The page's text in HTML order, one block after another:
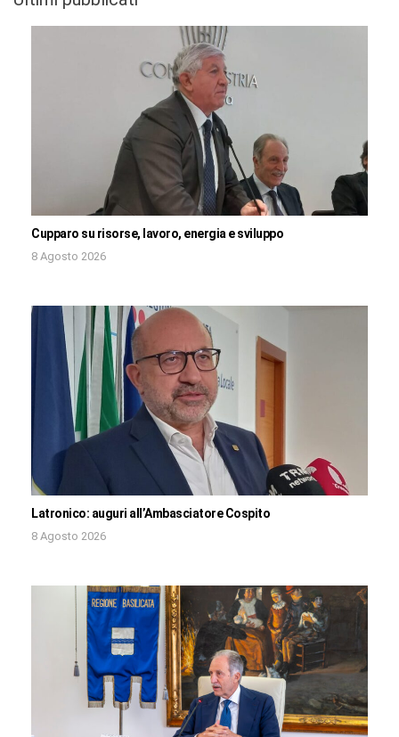
Cupparo su risorse, lavoro, energia e sviluppo
8 Agosto 2026
Latronico: auguri all’Ambasciatore Cospito
8 Agosto 2026